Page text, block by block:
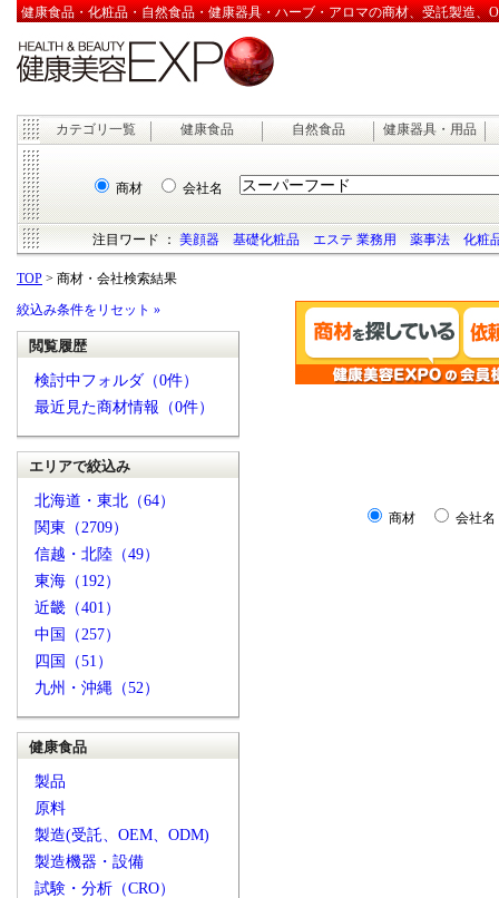
健康食品・化粧品・自然食品・健康器具・ハーブ・アロマの商材、受託製造、
カテゴリ一覧 健康食品 自然食品 健康器具・用品
商材 会社名
注目ワード ：美顔器 基礎化粧品 エステ 業務用 薬事法 化粧
TOP > 商材・会社検索結果
絞込み条件をリセット »
閲覧履歴
検討中フォルダ（0件）
最近見た商材情報（0件）
エリアで絞込み
北海道・東北（64）
関東（2709）
信越・北陸（49）
東海（192）
近畿（401）
中国（257）
四国（51）
九州・沖縄（52）
健康食品
製品
原料
製造(受託、OEM、ODM)
製造機器・設備
試験・分析（CRO）
商材 会社名